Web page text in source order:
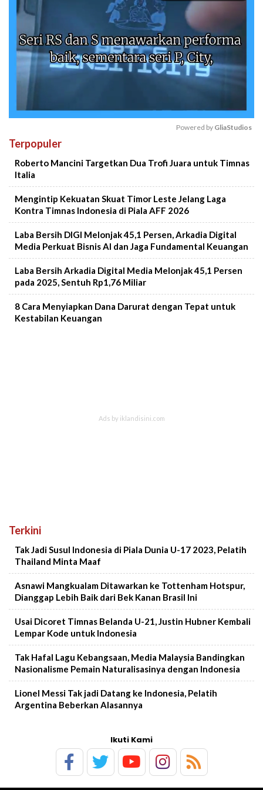
Powered by GliaStudios
Terpopuler
Roberto Mancini Targetkan Dua Trofi Juara untuk Timnas
Italia
Mengintip Kekuatan Skuat Timor Leste Jelang Laga
Kontra Timnas Indonesia di Piala AFF 2026
Laba Bersih DIGI Melonjak 45,1 Persen, Arkadia Digital
Media Perkuat Bisnis AI dan Jaga Fundamental Keuangan
Laba Bersih Arkadia Digital Media Melonjak 45,1 Persen
pada 2025, Sentuh Rp1,76 Miliar
8 Cara Menyiapkan Dana Darurat dengan Tepat untuk
Kestabilan Keuangan
Terkini
Tak Jadi Susul Indonesia di Piala Dunia U-17 2023, Pelatih
Thailand Minta Maaf
Asnawi Mangkualam Ditawarkan ke Tottenham Hotspur,
Dianggap Lebih Baik dari Bek Kanan Brasil Ini
Usai Dicoret Timnas Belanda U-21, Justin Hubner Kembali
Lempar Kode untuk Indonesia
Tak Hafal Lagu Kebangsaan, Media Malaysia Bandingkan
Nasionalisme Pemain Naturalisasinya dengan Indonesia
Lionel Messi Tak jadi Datang ke Indonesia, Pelatih
Argentina Beberkan Alasannya
Ikuti Kami